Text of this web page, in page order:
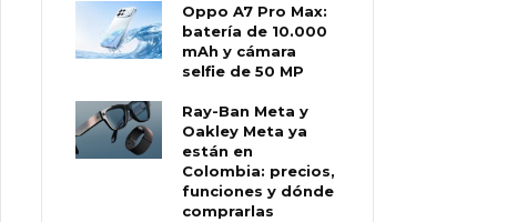
Oppo A7 Pro Max:
batería de 10.000
mAh y cámara
selfie de 50 MP
Ray-Ban Meta y
Oakley Meta ya
están en
Colombia: precios,
funciones y dónde
comprarlas